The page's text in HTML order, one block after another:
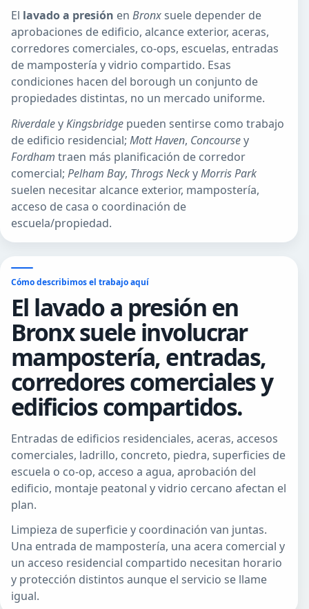
El lavado a presión en Bronxsuele depender de
aprobaciones de edificio, alcance exterior, aceras,
corredores comerciales, co-ops, escuelas, entradas
de mampostería y vidrio compartido. Esas
condiciones hacen del borough un conjunto de
propiedades distintas, no un mercado uniforme.
RiverdaleyKingsbridge pueden sentirse como trabajo
de edificio residencial; Mott Haven, Concoursey
Fordham traen más planificación de corredor
comercial; Pelham Bay, Throgs NeckyMorris Park
suelen necesitar alcance exterior, mampostería,
acceso de casa o coordinación de
escuela/propiedad.
Cómo describimos el trabajo aquí
El lavado a presión en
Bronx suele involucrar
mampostería, entradas,
corredores comerciales y
edificios compartidos.
Entradas de edificios residenciales, aceras, accesos
comerciales, ladrillo, concreto, piedra, superficies de
escuela o co-op, acceso a agua, aprobación del
edificio, montaje peatonal y vidrio cercano afectan el
plan.
Limpieza de superficie y coordinación van juntas.
Una entrada de mampostería, una acera comercial y
un acceso residencial compartido necesitan horario
y protección distintos aunque el servicio se llame
igual.